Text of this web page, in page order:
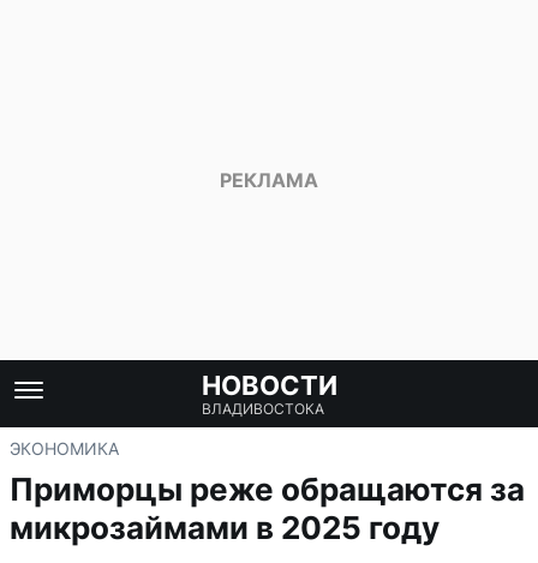
НОВОСТИ
ВЛАДИВОСТОКА
ЭКОНОМИКА
Приморцы реже обращаются за
микрозаймами в 2025 году